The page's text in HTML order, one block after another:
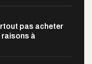
pas acheter
raisons à